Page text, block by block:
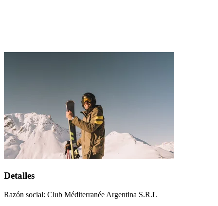
Detalles
Razón social: Club Méditerranée Argentina S.R.L